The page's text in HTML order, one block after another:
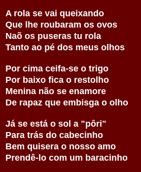
A rola se vai queixando
Que lhe roubaram os ovos
Naõ os puseras tu rola
Tanto ao pé dos meus olhos
Por cima ceifa-se o trigo
Por baixo fica o restolho
Menina não se enamore
De rapaz que embisga o olho
Já se está o sol a "pôri"
Para trás do cabecinho
Bem quisera o nosso amo
Prendê-lo com um baracinho